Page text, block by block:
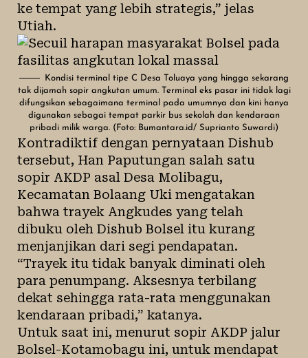
ke tempat yang lebih strategis,” jelas
Utiah.
Kondisi terminal tipe C Desa Toluaya yang hingga sekarang
tak dijamah sopir angkutan umum. Terminal eks pasar ini tidak lagi
difungsikan sebagaimana terminal pada umumnya dan kini hanya
digunakan sebagai tempat parkir bus sekolah dan kendaraan
pribadi milik warga. (Foto: Bumantara.id/ Suprianto Suwardi)
Kontradiktif dengan pernyataan Dishub
tersebut, Han Paputungan salah satu
sopir AKDP asal Desa Molibagu,
Kecamatan Bolaang Uki mengatakan
bahwa trayek Angkudes yang telah
dibuku oleh Dishub Bolsel itu kurang
menjanjikan dari segi pendapatan.
“Trayek itu tidak banyak diminati oleh
para penumpang. Aksesnya terbilang
dekat sehingga rata-rata menggunakan
kendaraan pribadi,” katanya.
Untuk saat ini, menurut sopir AKDP jalur
Bolsel-Kotamobagu ini, untuk mendapat